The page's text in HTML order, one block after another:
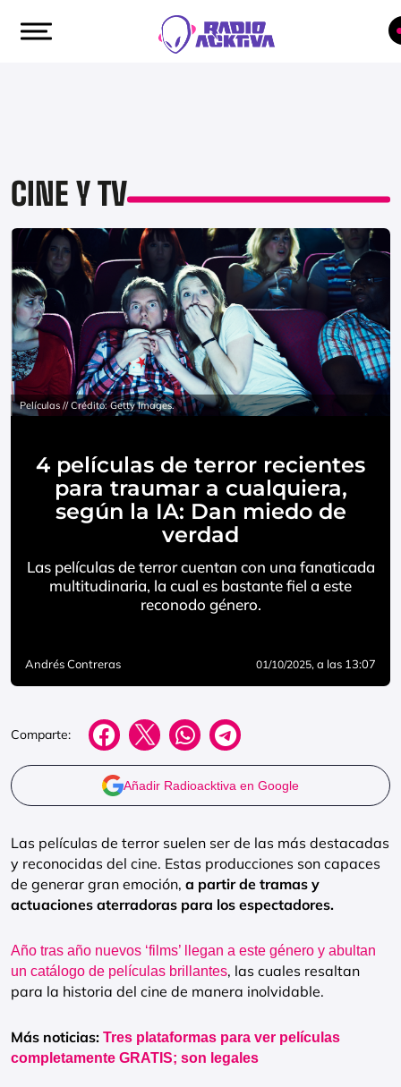
CINE Y TV
Películas // Crédito: Getty Images.
4 películas de terror recientes
para traumar a cualquiera,
según la IA: Dan miedo de
verdad
Las películas de terror cuentan con una fanaticada
multitudinaria, la cual es bastante fiel a este
reconodo género.
Andrés Contreras 01/10/2025, a las 13:07
Comparte:
Añadir Radioacktiva en Google
Las películas de terror suelen ser de las más destacadas
y reconocidas del cine. Estas producciones son capaces
de generar gran emoción, a partir de tramas y
actuaciones aterradoras para los espectadores.
Año tras año nuevos ‘films’ llegan a este género y abultan
un catálogo de películas brillantes, las cuales resaltan
para la historia del cine de manera inolvidable.
Más noticias: Tres plataformas para ver películas
completamente GRATIS; son legales